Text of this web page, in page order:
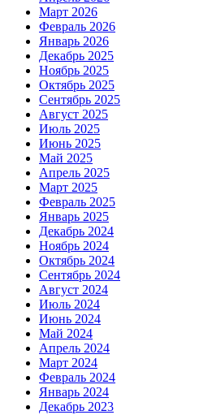
Март 2026
Февраль 2026
Январь 2026
Декабрь 2025
Ноябрь 2025
Октябрь 2025
Сентябрь 2025
Август 2025
Июль 2025
Июнь 2025
Май 2025
Апрель 2025
Март 2025
Февраль 2025
Январь 2025
Декабрь 2024
Ноябрь 2024
Октябрь 2024
Сентябрь 2024
Август 2024
Июль 2024
Июнь 2024
Май 2024
Апрель 2024
Март 2024
Февраль 2024
Январь 2024
Декабрь 2023